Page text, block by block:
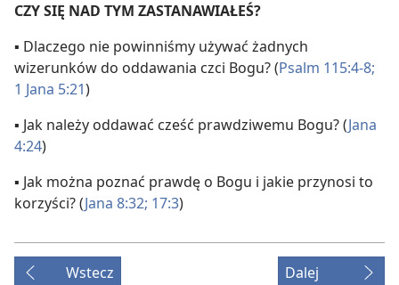
CZY SIĘ NAD TYM ZASTANAWIAŁEŚ?
▪ Dlaczego nie powinniśmy używać żadnych
wizerunków do oddawania czci Bogu? (Psalm 115:4-8;
1 Jana 5:21)
▪ Jak należy oddawać cześć prawdziwemu Bogu? (Jana
4:24)
▪ Jak można poznać prawdę o Bogu i jakie przynosi to
korzyści? (Jana 8:32; 17:3)
Wstecz Dalej